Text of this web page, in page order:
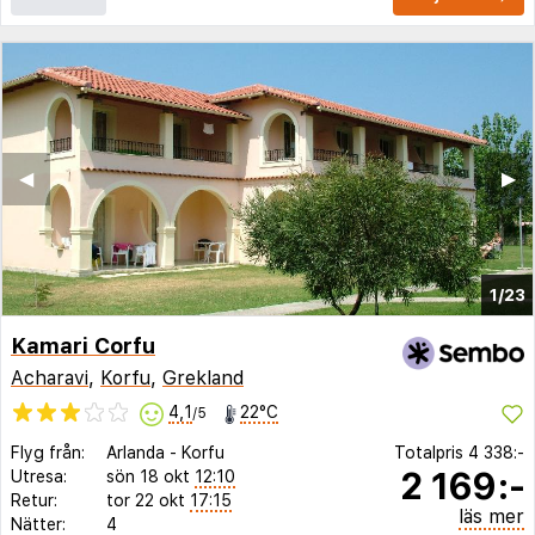
1/23
▶︎
◀︎
Kamari Corfu
Acharavi, Korfu, Grekland
4,1 /5 22°C
Flyg från: Arlanda - Korfu
Utresa:
sön 18 okt 12:10
Retur:
tor 22 okt 17:15
Nätter:
4
Totalpris 4 338:-
2 169:-
läs mer